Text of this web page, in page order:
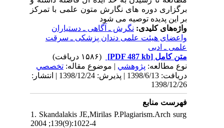
برگزاری دوره های نگارش متون علمی با تمرکز
بر این پدیده توصیه می شود
واژه‌های کلیدی:نگرش ـ آگاهی ـ دستیاران
واعضای هیئت علمی دندان پزشکی ـ سرقت
علمی ـ ادبی
متن کامل[PDF 487 kb]
نوع مطالعه:پژوهشي| موضوع مقاله:تخصصي
دریافت: 1398/6/13 | پذیرش: 1398/12/24 | انتشار:
1398/12/26
فهرست منابع
1. Skandalakis JE,Mirilas P.Plagiarism.Arch surg
2004 ;139(9):1022-4